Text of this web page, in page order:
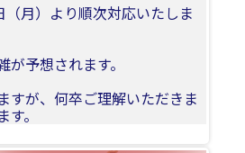
月）より順次対応いたしま
予想されます。
すが、何卒ご理解いただきま
。